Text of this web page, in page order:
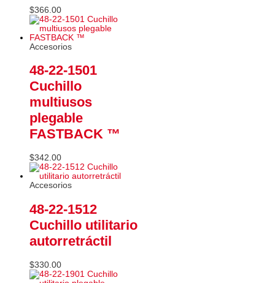
$366.00
Accesorios
48-22-1501
Cuchillo
multiusos
plegable
FASTBACK ™
$342.00
Accesorios
48-22-1512
Cuchillo utilitario
autorretráctil
$330.00